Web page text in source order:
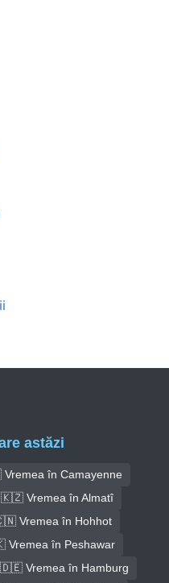
astăzi
în Camayenne
🇰🇿 Vremea în Almatî
Vremea în Hohhot
în Peshawar
🇩🇪 Vremea în Hamburg